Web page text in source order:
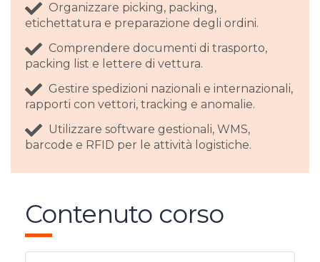
Organizzare picking, packing,
etichettatura e preparazione degli ordini.
Comprendere documenti di trasporto,
packing list e lettere di vettura.
Gestire spedizioni nazionali e internazionali,
rapporti con vettori, tracking e anomalie.
Utilizzare software gestionali, WMS,
barcode e RFID per le attività logistiche.
Contenuto corso